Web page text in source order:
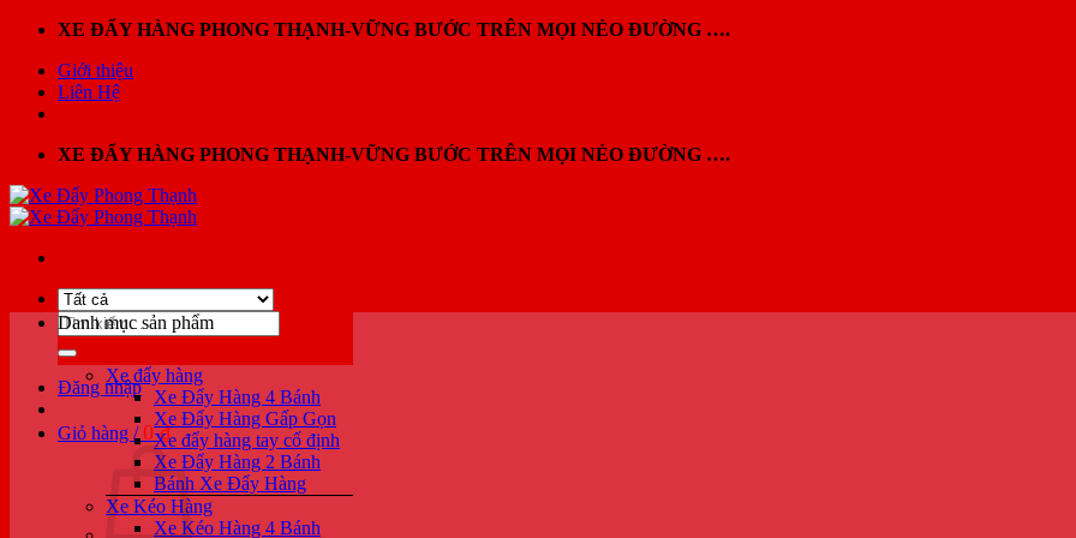
dung
XE ĐẨY HÀNG PHONG THẠNH-VỮNG BƯỚC TRÊN MỌI NẺO ĐƯỜNG ….
Giới thiệu
Liên Hệ
XE ĐẨY HÀNG PHONG THẠNH-VỮNG BƯỚC TRÊN MỌI NẺO ĐƯỜNG ….
Tìm
kiếm:
Đăng nhập
Giỏ hàng / 0₫
Danh mục sản phẩm
Xe đẩy hàng
Xe Đẩy Hàng 4 Bánh
Xe Đẩy Hàng Gấp Gọn
Xe đẩy hàng tay cố định
Xe Đẩy Hàng 2 Bánh
Bánh Xe Đẩy Hàng
Xe Kéo Hàng
Xe Kéo Hàng 4 Bánh